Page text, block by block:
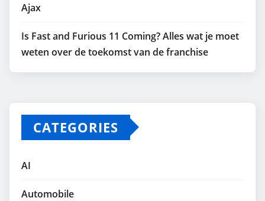
Ajax
Is Fast and Furious 11 Coming? Alles wat je moet
weten over de toekomst van de franchise
CATEGORIES
AI
Automobile